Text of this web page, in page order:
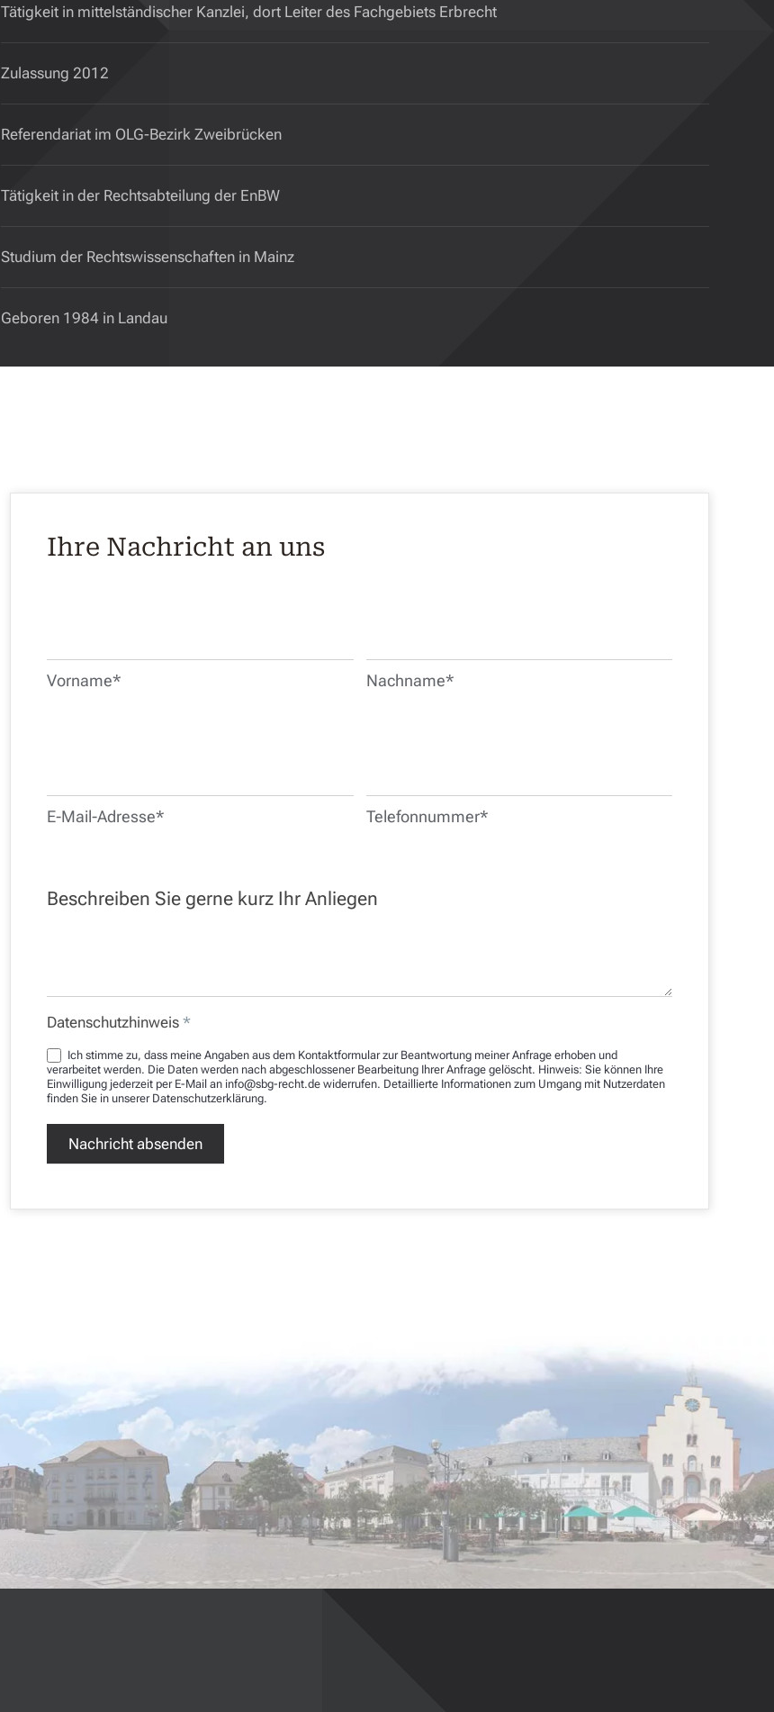
Tätigkeit in mittelständischer Kanzlei, dort Leiter des Fachgebiets Erbrecht
Zulassung 2012
Referendariat im OLG-Bezirk Zweibrücken
Tätigkeit in der Rechtsabteilung der EnBW
Studium der Rechtswissenschaften in Mainz
Geboren 1984 in Landau
Ihre
Ihre Nachricht an uns
Vorname* Nachname*
E-Mail-Adresse* Telefonnummer*
Datenschutzhinweis*
Ich stimme zu, dass meine Angaben aus dem Kontaktformular zur Beantwortung meiner Anfrage erhoben und
verarbeitet werden. Die Daten werden nach abgeschlossener Bearbeitung Ihrer Anfrage gelöscht. Hinweis: Sie können Ihre
Einwilligung jederzeit per E-Mail an info@sbg-recht.de widerrufen. Detaillierte Informationen zum Umgang mit Nutzerdaten
finden Sie in unserer Datenschutzerklärung.
Nachricht absenden